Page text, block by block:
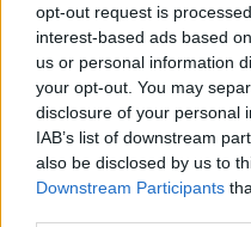
opt-out request is
interest-based ads based
us or personal information
your opt-out. You may
disclosure of your personal
IAB’s list of downstream
also be disclosed by us to
Downstream Participants
2024. május 7.
A Parnasszosz
Görögországban egy
mitológiában. A
azok a Zeusz által
közül az egyik kelet